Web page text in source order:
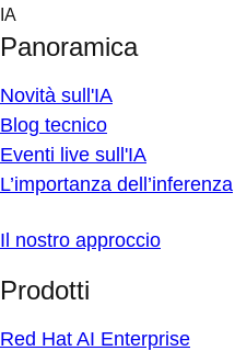
Skip
content
IA
Panoramica
Novità sull'IA
Blog tecnico
Eventi live sull'IA
L’importanza dell’inferenza
Il nostro approccio
Prodotti
Red Hat AI Enterprise